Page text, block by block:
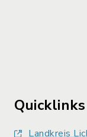
Quicklinks
Landkreis